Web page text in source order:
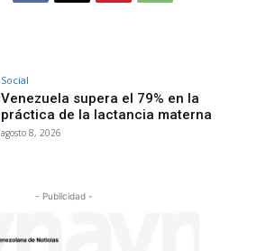
Social
Venezuela supera el 79% en la
práctica de la lactancia materna
agosto 8, 2026
- Publicidad -